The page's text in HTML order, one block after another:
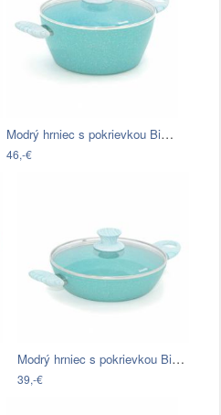
Modrý hrniec s pokrievkou Bisetti Miss…
46,-€
Modrý hrniec s pokrievkou Bisetti Miss…
39,-€